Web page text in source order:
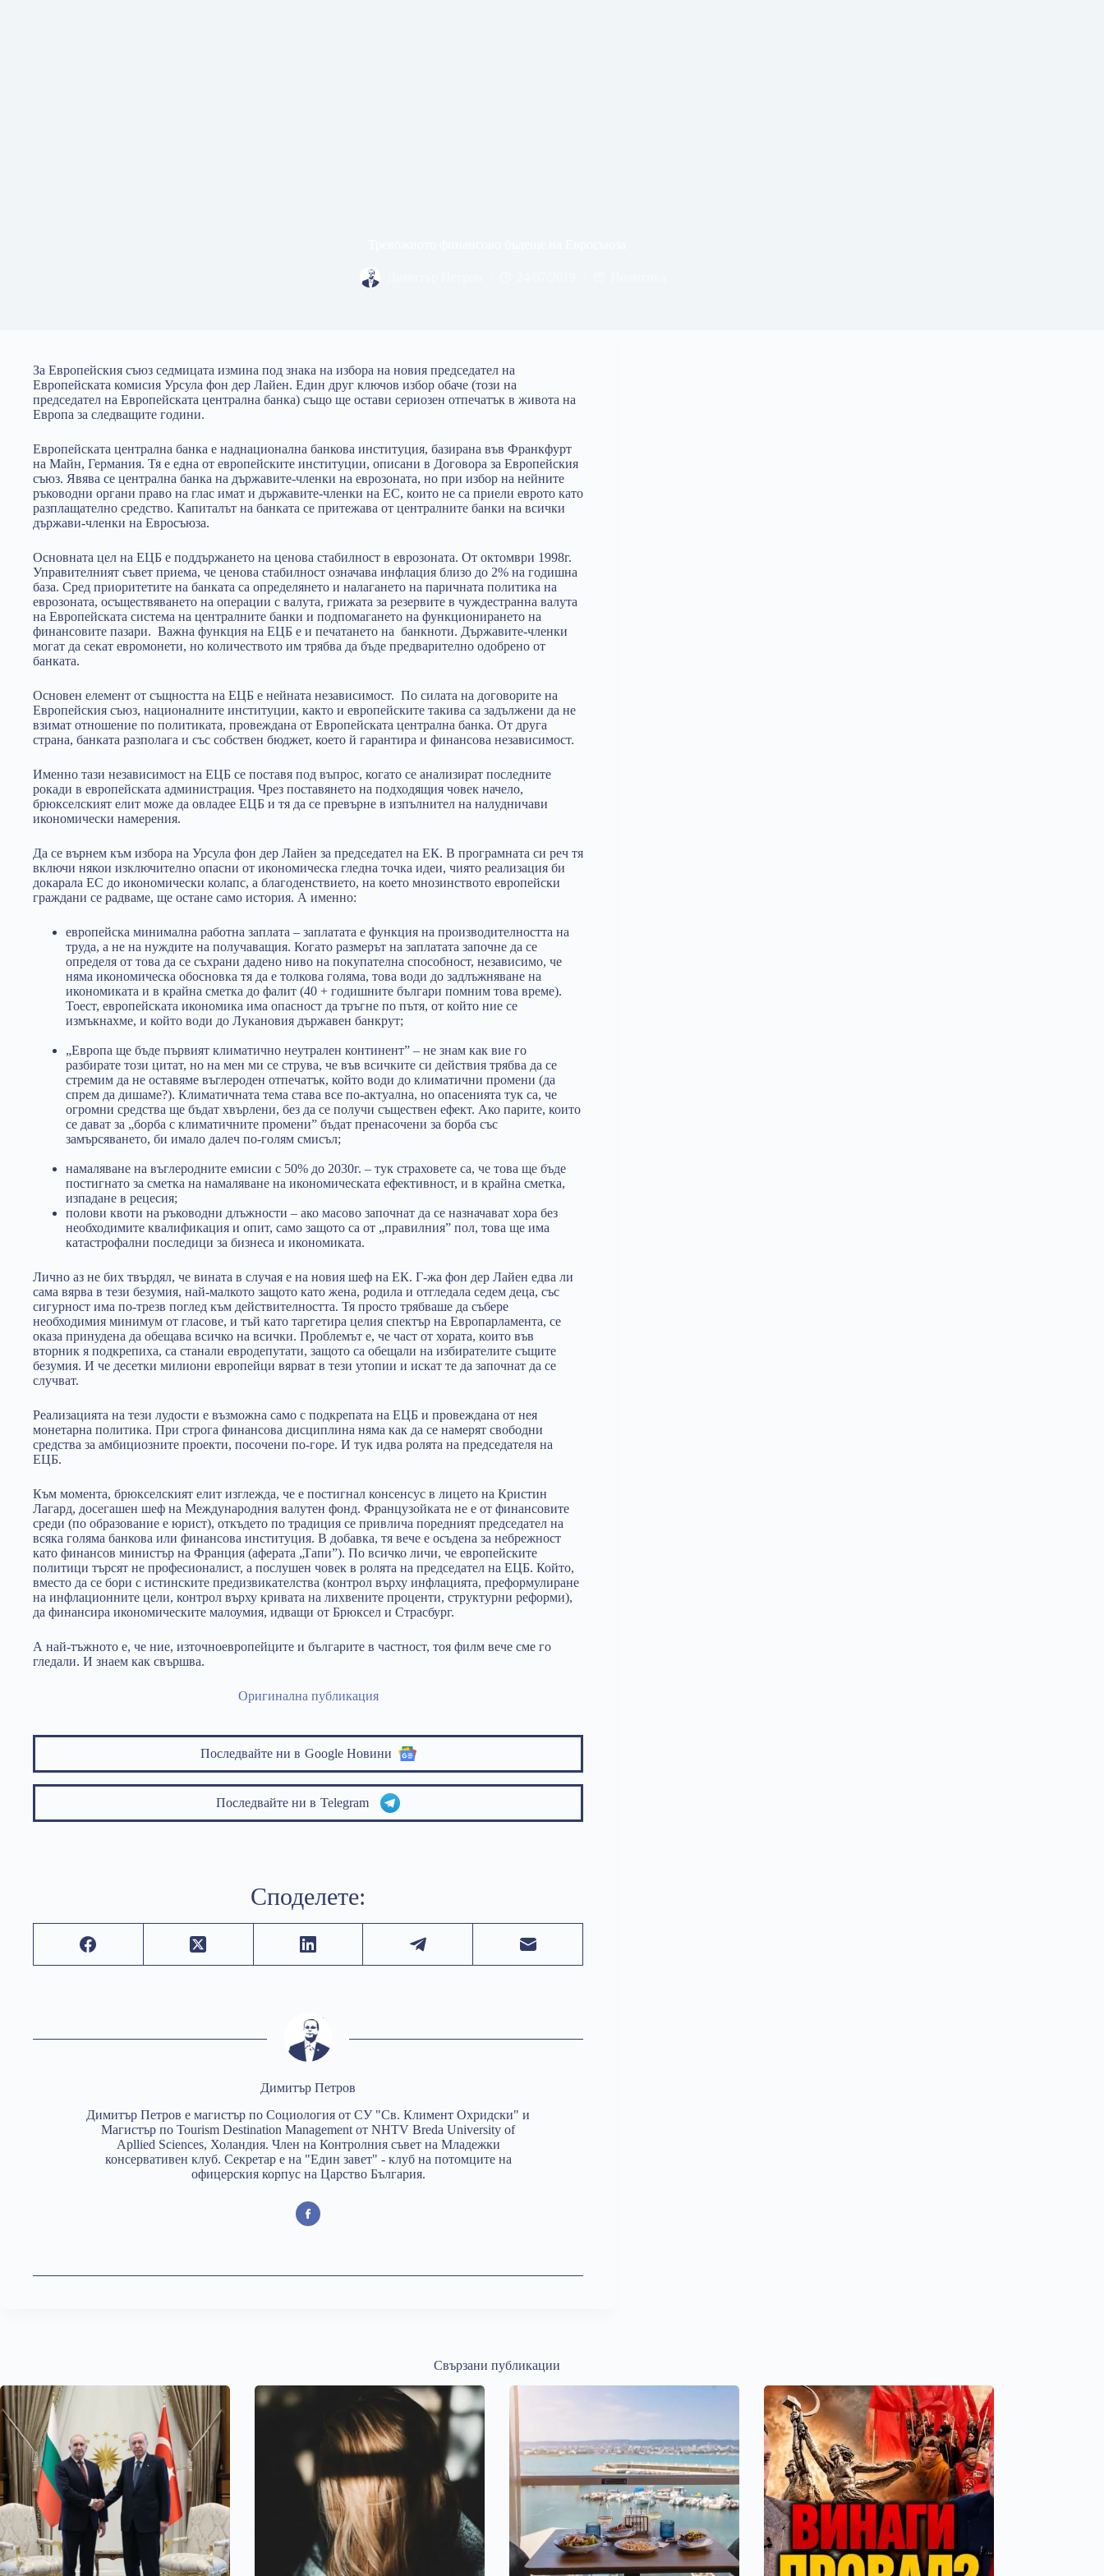
За Европейския съюз седмицата измина под знака на избора на новия председател на
Европейската комисия Урсула фон дер Лайен. Един друг ключов избор обаче (този на
председател на Европейската централна банка) също ще остави сериозен отпечатък в живота на
Европа за следващите години.
Европейската централна банка е наднационална банкова институция, базирана във Франкфурт
на Майн, Германия. Тя е една от европейските институции, описани в Договора за Европейския
съюз. Явява се централна банка на държавите-членки на еврозоната, но при избор на нейните
ръководни органи право на глас имат и държавите-членки на ЕС, които не са приели еврото като
разплащателно средство. Капиталът на банката се притежава от централните банки на всички
държави-членки на Евросъюза.
Основната цел на ЕЦБ е поддържането на ценова стабилност в еврозоната. От октомври 1998г.
Управителният съвет приема, че ценова стабилност означава инфлация близо до 2% на годишна
база. Сред приоритетите на банката са определянето и налагането на паричната политика на
еврозоната, осъществяването на операции с валута, грижата за резервите в чуждестранна валута
на Европейската система на централните банки и подпомагането на функционирането на
финансовите пазари. Важна функция на ЕЦБ е и печатането на банкноти. Държавите-членки
могат да секат евромонети, но количеството им трябва да бъде предварително одобрено от
банката.
Основен елемент от същността на ЕЦБ е нейната независимост. По силата на договорите на
Европейския съюз, националните институции, както и европейските такива са задължени да не
взимат отношение по политиката, провеждана от Европейската централна банка. От друга
страна, банката разполага и със собствен бюджет, което й гарантира и финансова независимост.
Именно тази независимост на ЕЦБ се поставя под въпрос, когато се анализират последните
рокади в европейската администрация. Чрез поставянето на подходящия човек начело,
брюкселският елит може да овладее ЕЦБ и тя да се превърне в изпълнител на налудничави
икономически намерения.
Да се върнем към избора на Урсула фон дер Лайен за председател на ЕК. В програмната си реч тя
включи някои изключително опасни от икономическа гледна точка идеи, чиято реализация би
докарала ЕС до икономически колапс, а благоденствието, на което мнозинството европейски
граждани се радваме, ще остане само история. А именно:
европейска минимална работна заплата – заплатата е функция на производителността на
труда, а не на нуждите на получаващия. Когато размерът на заплатата започне да се
определя от това да се съхрани дадено ниво на покупателна способност, независимо, че
няма икономическа обосновка тя да е толкова голяма, това води до задлъжняване на
икономиката и в крайна сметка до фалит (40 + годишните българи помним това време).
Тоест, европейската икономика има опасност да тръгне по пътя, от който ние се
измъкнахме, и който води до Лукановия държавен банкрут;
„Европа ще бъде първият климатично неутрален континент” – не знам как вие го
разбирате този цитат, но на мен ми се струва, че във всичките си действия трябва да се
стремим да не оставяме въглероден отпечатък, който води до климатични промени (да
спрем да дишаме?). Климатичната тема става все по-актуална, но опасенията тук са, че
огромни средства ще бъдат хвърлени, без да се получи съществен ефект. Ако парите, които
се дават за „борба с климатичните промени” бъдат пренасочени за борба със
замърсяването, би имало далеч по-голям смисъл;
намаляване на въглеродните емисии с 50% до 2030г. – тук страховете са, че това ще бъде
постигнато за сметка на намаляване на икономическата ефективност, и в крайна сметка,
изпадане в рецесия;
полови квоти на ръководни длъжности – ако масово започнат да се назначават хора без
необходимите квалификация и опит, само защото са от „правилния” пол, това ще има
катастрофални последици за бизнеса и икономиката.
Лично аз не бих твърдял, че вината в случая е на новия шеф на ЕК. Г-жа фон дер Лайен едва ли
сама вярва в тези безумия, най-малкото защото като жена, родила и отгледала седем деца, със
сигурност има по-трезв поглед към действителността. Тя просто трябваше да събере
необходимия минимум от гласове, и тъй като таргетира целия спектър на Европарламента, се
оказа принудена да обещава всичко на всички. Проблемът е, че част от хората, които във
вторник я подкрепиха, са станали евродепутати, защото са обещали на избирателите същите
безумия. И че десетки милиони европейци вярват в тези утопии и искат те да започнат да се
случват.
Реализацията на тези лудости е възможна само с подкрепата на ЕЦБ и провеждана от нея
монетарна политика. При строга финансова дисциплина няма как да се намерят свободни
средства за амбициозните проекти, посочени по-горе. И тук идва ролята на председателя на
ЕЦБ.
Към момента, брюкселският елит изглежда, че е постигнал консенсус в лицето на Кристин
Лагард, досегашен шеф на Международния валутен фонд. Французойката не е от финансовите
среди (по образование е юрист), откъдето по традиция се привлича поредният председател на
всяка голяма банкова или финансова институция. В добавка, тя вече е осъдена за небрежност
като финансов министър на Франция (аферата „Тапи”). По всичко личи, че европейските
политици търсят не професионалист, а послушен човек в ролята на председател на ЕЦБ. Който,
вместо да се бори с истинските предизвикателства (контрол върху инфлацията, преформулиране
на инфлационните цели, контрол върху кривата на лихвените проценти, структурни реформи),
да финансира икономическите малоумия, идващи от Брюксел и Страсбург.
А най-тъжното е, че ние, източноевропейците и българите в частност, тоя филм вече сме го
гледали. И знаем как свършва.
Оригинална публикация
Последвайте ни в Google Новини
Последвайте ни в Telegram
Споделете:
Димитър Петров
Димитър Петров е магистър по Социология от СУ "Св. Климент Охридски" и
Магистър по Tourism Destination Management от NHTV Breda University of
Apllied Sciences, Холандия. Член на Контролния съвет на Младежки
консервативен клуб. Секретар е на "Един завет" - клуб на потомците на
офицерския корпус на Царство България.
Свързани публикации